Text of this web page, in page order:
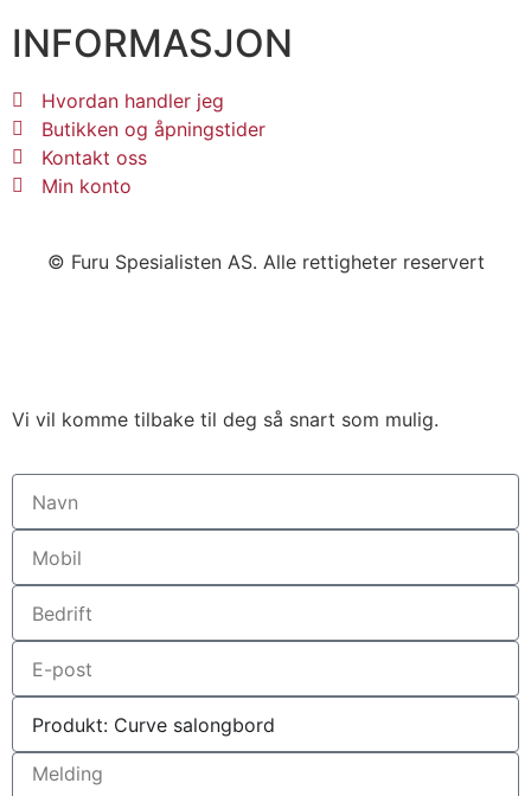
INFORMASJON
Hvordan handler jeg
Butikken og åpningstider
Kontakt oss
Min konto
© Furu Spesialisten AS. Alle rettigheter reservert
Vi vil komme tilbake til deg så snart som mulig.